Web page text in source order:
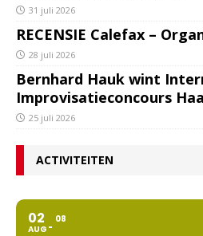
31 juli 2026
RECENSIE Calefax –
28 juli 2026
Bernhard Hauk wint
Improvisatieconcours
25 juli 2026
ACTIVITEITEN
02
AUG
08